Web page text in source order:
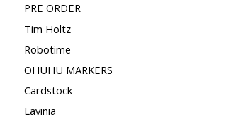
PRE ORDER
Tim Holtz
Robotime
OHUHU MARKERS
Cardstock
Lavinia